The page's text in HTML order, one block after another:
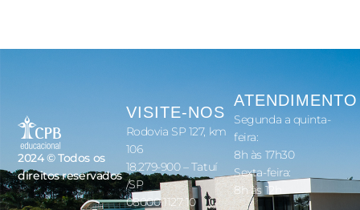
2024 © Todos os
direitos reservados
VISITE-NOS
Rodovia SP 127, km
106
18.279-900 – Tatuí
/SP
08000 1127 10
ATENDIMENTO
Segunda a quinta-
feira:
8h às 17h30
Sexta-feira:
8h às 12h